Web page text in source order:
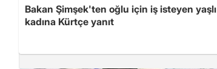
Bakan Şimşek'ten oğlu için iş isteyen yaşlı
kadına Kürtçe yanıt